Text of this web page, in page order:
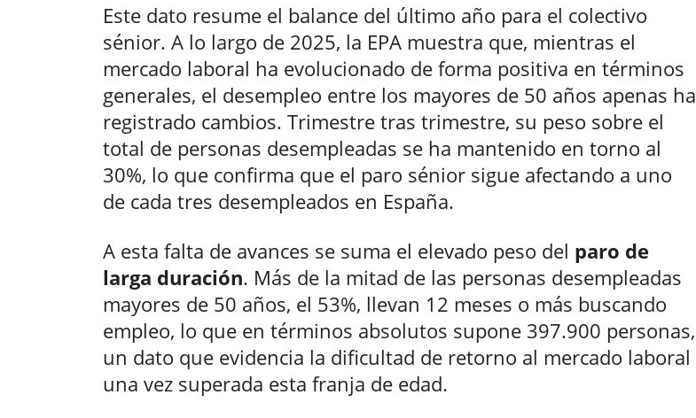
Este dato resume el balance del último año para el colectivo
sénior. A lo largo de 2025, la EPA muestra que, mientras el
mercado laboral ha evolucionado de forma positiva en términos
generales, el desempleo entre los mayores de 50 años apenas ha
registrado cambios. Trimestre tras trimestre, su peso sobre el
total de personas desempleadas se ha mantenido en torno al
30%, lo que confirma que el paro sénior sigue afectando a uno
de cada tres desempleados en España.
A esta falta de avances se suma el elevado peso del paro de
larga duración. Más de la mitad de las personas desempleadas
mayores de 50 años, el 53%, llevan 12 meses o más buscando
empleo, lo que en términos absolutos supone 397.900 personas,
un dato que evidencia la dificultad de retorno al mercado laboral
una vez superada esta franja de edad.